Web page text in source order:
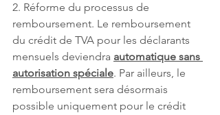
2. Réforme du processus de
remboursement. Le remboursement
du crédit de TVA pour les déclarants
mensuels deviendra automatique sans
autorisation spéciale. Par ailleurs, le
remboursement sera désormais
possible uniquement pour le crédit